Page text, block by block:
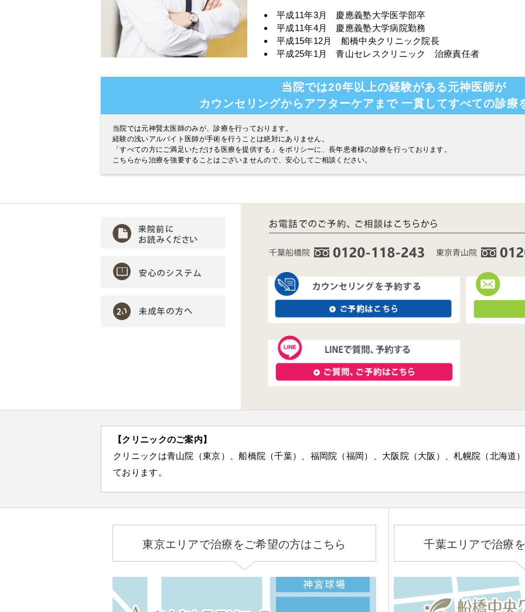
平成11年3月 慶應義塾大学医学部卒
平成11年4月 慶應義塾大学病院勤務
平成15年12月 船橋中央クリニック院長
平成25年1月 青山セレスクリニック 治療責任者
当院では20年以上の経験がある元神医師が
カウンセリングからアフターケアまで 一貫してすべての診療
当院では元神賢太医師のみが、診療を行っております。
経験の浅いアルバイト医師が手術を行うことは絶対にありません。
「すべての方にご満足いただける医療を提供する」をポリシーに、長年患者様の診療を行っております。
こちらから治療を強要することはございませんので、安心してご相談ください。
【クリニックのご案内】
クリニックは青山院（東京）、船橋院（千葉）、福岡院（福岡）、大阪院（大阪）、札幌院（北海道
ております。
東京エリアで治療をご希望の方はこちら 千葉エリアで治療